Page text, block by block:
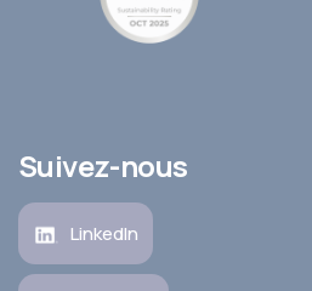
Suivez-nous
LinkedIn